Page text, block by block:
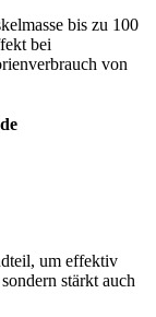
bis zu 100
bei
von
um effektiv
stärkt auch